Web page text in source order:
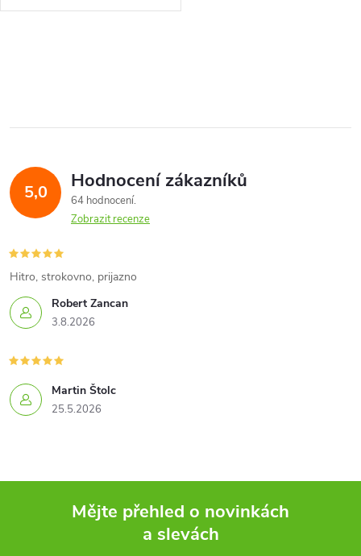
l
d
a
c
í
p
r
v
k
v
5,0 Hodnocení zákazníků
64 hodnocení
Zobrazit recenze
Robert Zancan
3.8.2026
Hitro, strokovno, prijazno
Martin Štolc
25.5.2026
Mějte přehled o novinkách
a slevách